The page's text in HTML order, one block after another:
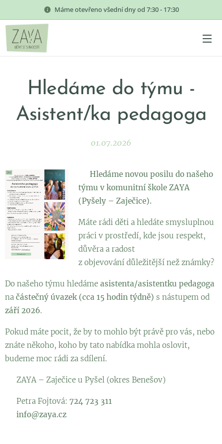
Máme otevřeno všední dny od 7:30 - 17:30
Hledáme do týmu -
Asistent/ka pedagoga
01.07.2026
Hledáme novou posilu do našeho
týmu v komunitní škole ZAYA
(Pyšely – Zaječice).
Máte rádi děti a hledáte smysluplnou
práci v prostředí, kde jsou respekt,
důvěra a radost
z objevování důležitější než známky?
Do našeho týmu hledáme asistenta/asistentku pedagoga
na částečný úvazek (cca 15 hodin týdně) s nástupem od
září 2026.
Pokud máte pocit, že by to mohlo být právě pro vás, nebo
znáte někoho, koho by tato nabídka mohla oslovit,
budeme moc rádi za sdílení.
📍 ZAYA – Zaječice u Pyšel (okres Benešov)
📞 Petra Fojtová: 724 723 311
info@zaya.cz